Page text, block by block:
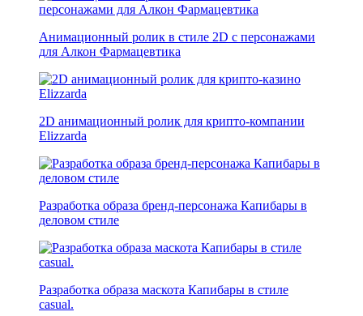
Анимационный ролик в стиле 2D с персонажами
для Алкон Фармацевтика
2D анимационный ролик для крипто-компании
Elizzarda
Разработка образа бренд-персонажа Капибары в
деловом стиле
Разработка образа маскота Капибары в стиле
casual.